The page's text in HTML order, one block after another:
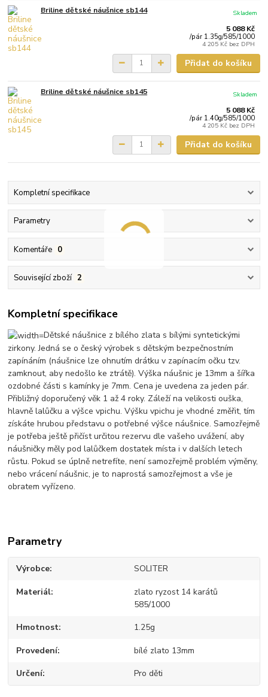
Briline dětské náušnice sb144
5 088 Kč
/pár 1.35g/585/1000
4 205 Kč bez DPH
Skladem
Přidat do košíku
Briline dětské náušnice sb145
5 088 Kč
/pár 1.40g/585/1000
4 205 Kč bez DPH
Skladem
Přidat do košíku
Kompletní specifikace
Parametry
Komentáře 0
Související zboží 2
Kompletní specifikace
Dětské náušnice z bílého zlata s bílými syntetickými
zirkony. Jedná se o český výrobek s dětským bezpečnostním
zapínáním (náušnice lze ohnutím drátku v zapínacím očku tzv.
zamknout, aby nedošlo ke ztrátě). Výška náušnic je 13mm a šířka
ozdobné části s kamínky je 7mm. Cena je uvedena za jeden pár.
Přibližný doporučený věk 1 až 4 roky. Záleží na velikosti ouška,
hlavně lalůčku a výšce vpichu. Výšku vpichu je vhodné změřit, tím
získáte hrubou představu o potřebné výšce náušnice. Samozřejmě
je potřeba ještě přičíst určitou rezervu dle vašeho uvážení, aby
náušničky měly pod lalůčkem dostatek místa i v dalších letech
růstu. Pokud se úplně netrefíte, není samozřejmě problém výměny,
nebo vrácení náušnic, je to naprostá samozřejmost a vše je
obratem vyřízeno.
Parametry
Výrobce SOLITER
Materiál
zlato ryzost 14 karátů
585/1000
Hmotnost 1.25g
Provedení bílé zlato 13mm
Určení Pro děti